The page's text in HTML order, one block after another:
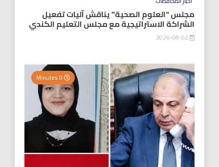
مجلس “العلوم الصحية” يناقش آليات تفعيل
الشراكة الاستراتيجية مع مجلس التعليم الكندي